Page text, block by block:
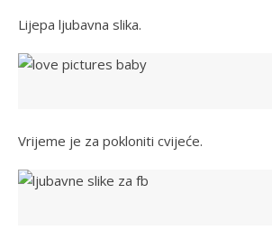
Lijepa ljubavna slika.
Vrijeme je za pokloniti cvijeće.